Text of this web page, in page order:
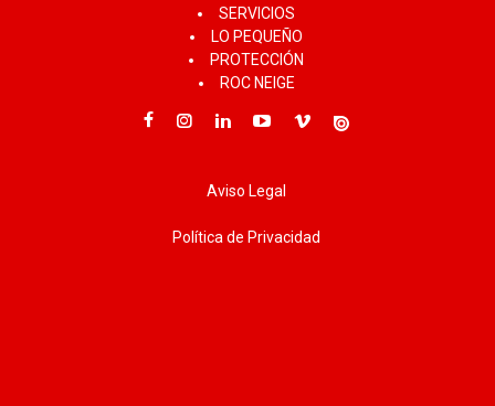
SERVICIOS
LO PEQUEÑO
PROTECCIÓN
ROC NEIGE
Aviso Legal
Política de Privacidad